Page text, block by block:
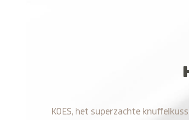
KOES, het superzachte